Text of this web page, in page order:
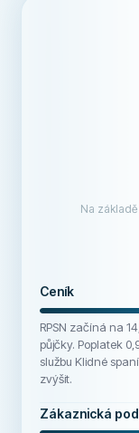
Na
Ceník
RPSN začíná na
půjčky. Poplatek
službu Klidné
zvýšit.
Zákaznická